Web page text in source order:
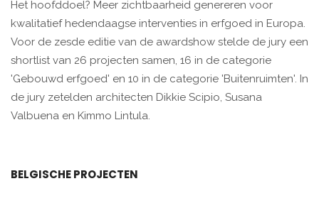
Het hoofddoel? Meer zichtbaarheid genereren voor
kwalitatief hedendaagse interventies in erfgoed in Europa.
Voor de zesde editie van de awardshow stelde de jury een
shortlist van 26 projecten samen, 16 in de categorie
'Gebouwd erfgoed' en 10 in de categorie 'Buitenruimten'. In
de jury zetelden architecten Dikkie Scipio, Susana
Valbuena en Kimmo Lintula.
BELGISCHE PROJECTEN